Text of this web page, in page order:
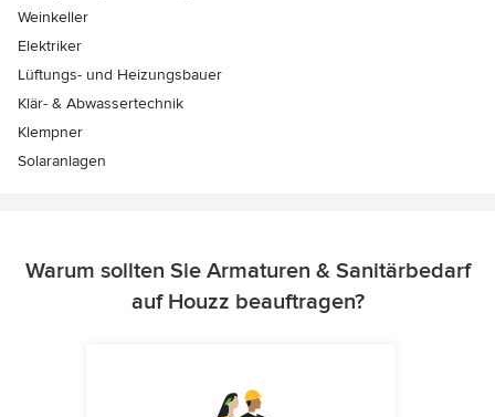
Weinkeller
Elektriker
Lüftungs- und Heizungsbauer
Klär- & Abwassertechnik
Klempner
Solaranlagen
Warum sollten Sie Armaturen & Sanitärbedarf
auf Houzz beauftragen?